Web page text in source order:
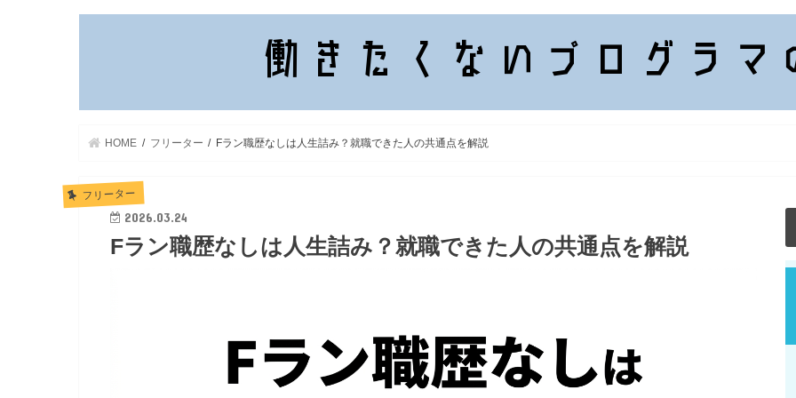
HOME フリーター Fラン職歴なしは人生詰み？就職できた人の共通点を解説
フリーター
2026.03.24
Fラン職歴なしは人生詰み？就職できた人の共通点を解説